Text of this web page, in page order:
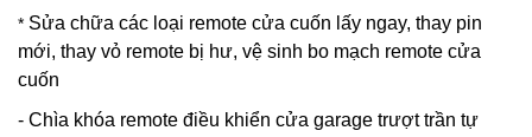
* Sửa chữa các loại remote cửa cuốn lấy ngay, thay pin
mới, thay vỏ remote bị hư, vệ sinh bo mạch remote cửa
cuốn
- Chìa khóa remote điều khiển cửa garage trượt trần tự